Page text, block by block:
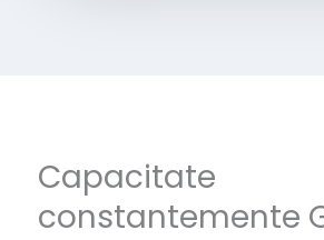
Capacitate
constantemente